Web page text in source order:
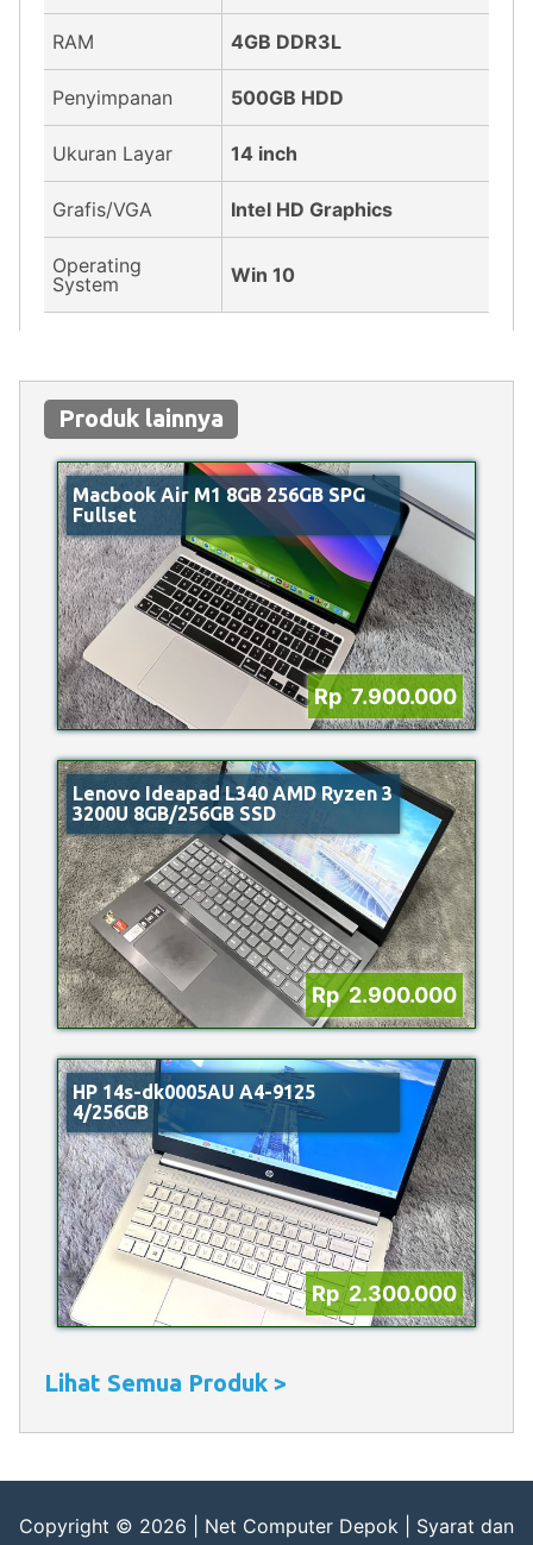
RAM 4GB DDR3L
Penyimpanan 500GB HDD
Ukuran Layar 14 inch
Grafis/VGA Intel HD Graphics
Operating
System
Win 10
Produk lainnya
Macbook Air M1 8GB 256GB SPG
Fullset
Rp 7.900.000
Lenovo Ideapad L340 AMD Ryzen 3
3200U 8GB/256GB SSD
Rp 2.900.000
HP 14s-dk0005AU A4-9125
4/256GB
Rp 2.300.000
Lihat Semua Produk >
Copyright © 2026 | Net Computer Depok Syarat dan